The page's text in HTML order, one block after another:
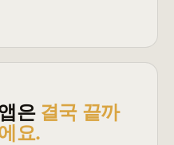
은 결국 끝까
요.